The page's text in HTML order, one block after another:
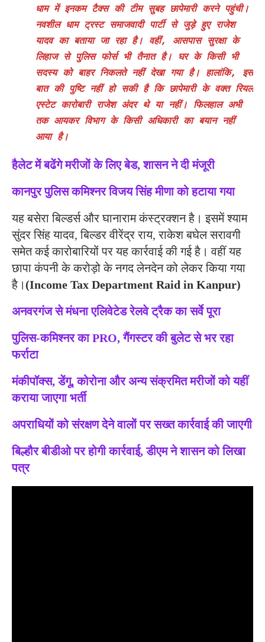
धाम में इनकम टैक्स की टीम सुबह छापेमारी करने पहुंची।
नवशील धाम ट्रस्ट समाजवादी पार्टी से जुड़े हुए राजेश
यादव का बताया जा रहा है। वहीं, आसपास सुरक्षा के
लिहाज से पुलिस फोर्स भी तैनात है। घर के किसी भी
सदस्य को बाहर निकलते नहीं देखा गया है। हालांकि, इस
बात की पुष्टि नहीं हो सकी है कि छापेमारी के वक्त रियल
एस्टेट कारोबारी राजेश अंदर थे या नहीं। फिलहाल अभी
तक आयकर विभाग के किसी अधिकारी का बयान नहीं
आया है।
हैलेट में बढेंगे मरीजों के लिए बेड, शासन ने दी मंजूरी
कानपुर पुलिस कमिश्नर विजय सिंह मीणा को हटाया गया
यह बसेरा बिल्डर्स और घानाराम कंस्ट्रक्शन है। इसमें श्याम
सुंदर सिंह यादव, बिल्डर वीरेंद्र राय, राकेश बघेल सरावगी
समेत कई कारोबारियों पर यह कार्रवाई की गई है। वहीं यह
छापा कंपनी के करोड़ो के नगद लेनदेन को लेकर किया गया
है। (Income Tax Department Raid in Kanpur)
अनवरगंज से मंधना एलिवेटेड रेलवे ट्रैक का सर्वे पूरा
पुलिस-कमिश्नर का PRO, गैंगस्टर की बुलेट से भर रहा
फर्राटा
मंकीपॉक्स, डेंगू, कोरोना और अन्य संक्रमित मरीजों को यहीं
कराया जाएगा भर्ती
अपराधियों को संरक्षण देने वालों पर सख्त कार्रवाई की जाएगी
बिल्हौर बीडीओ पर होगी कार्रवाई, डीएम ने शासन को लिखा
पत्र